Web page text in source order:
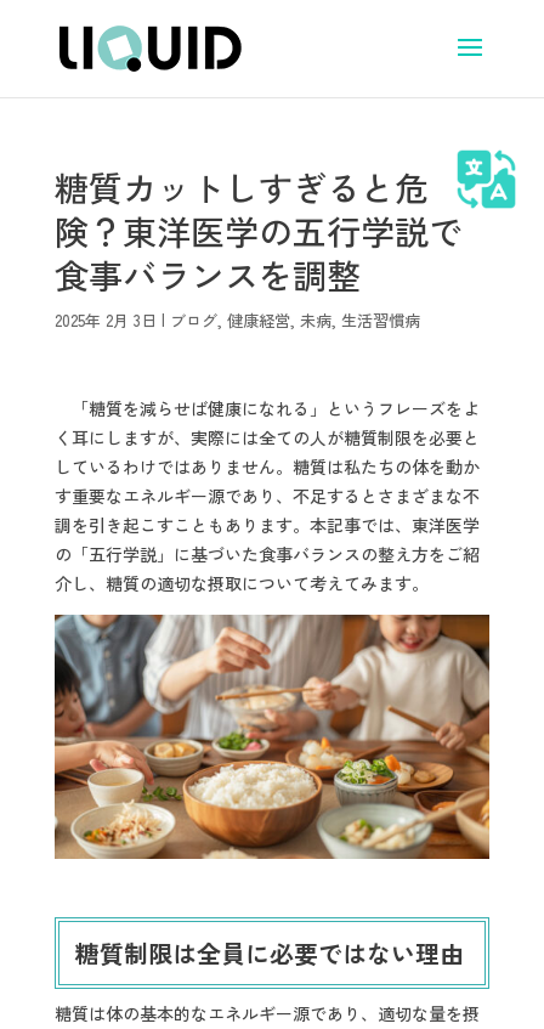
糖質カットしすぎると危
険？東洋医学の五行学説で
食事バランスを調整
2025年 2月 3日 | ブログ, 健康経営, 未病, 生活習慣病
「糖質を減らせば健康になれる」というフレーズをよ
く耳にしますが、実際には全ての人が糖質制限を必要と
しているわけではありません。糖質は私たちの体を動か
す重要なエネルギー源であり、不足するとさまざまな不
調を引き起こすこともあります。本記事では、東洋医学
の「五行学説」に基づいた食事バランスの整え方をご紹
介し、糖質の適切な摂取について考えてみます。
糖質制限は全員に必要ではない理由
糖質は体の基本的なエネルギー源であり、適切な量を摂